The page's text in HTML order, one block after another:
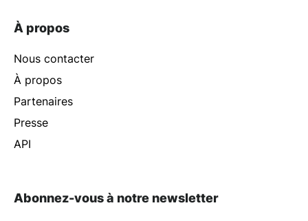
À propos
Nous contacter
À propos
Partenaires
Presse
API
Abonnez-vous à notre newsletter